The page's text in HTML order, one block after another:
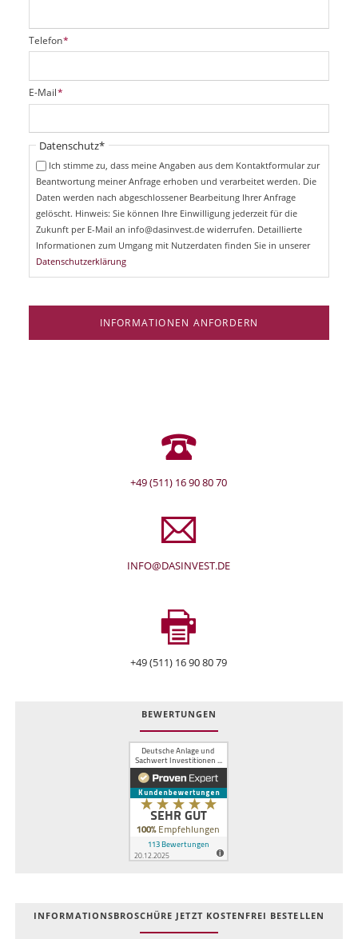
P
f
i
c
t
f
Telefon*
P
f
i
E-Mail*
Pflichtfeld
Datenschutz*
Ich stimme zu, dass meine Angaben aus dem Kontaktformular zur
Beantwortung meiner Anfrage erhoben und verarbeitet werden. Die
Daten werden nach abgeschlossener Bearbeitung Ihrer Anfrage
gelöscht. Hinweis: Sie können Ihre Einwilligung jederzeit für die
Zukunft per E-Mail an info@dasinvest.de widerrufen. Detaillierte
Informationen zum Umgang mit Nutzerdaten finden Sie in unserer
Datenschutzerklärung
INFORMATIONEN ANFORDERN
+49 (511) 16 90 80 70
INFO@DASINVEST.DE
+49 (511) 16 90 80 79
BEWERTUNGEN
INFOR­MATIONS­BROSCHÜRE JETZT KOSTEN­FREI BESTELLEN